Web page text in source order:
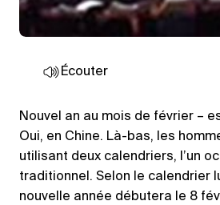
Écouter
Nouvel an au mois de février –
Oui, en Chine. Là-bas, les
utilisant deux calendriers, l’un
traditionnel. Selon le calendrier
nouvelle année débutera le 8